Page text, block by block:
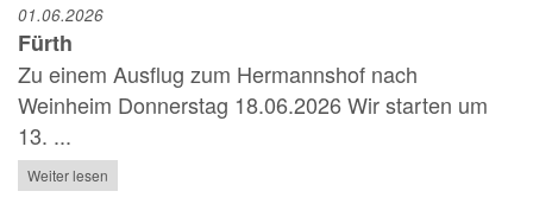
01.06.2026
Fürth
Zu einem Ausflug zum Hermannshof nach
Weinheim Donnerstag 18.06.2026 Wir starten um
13. ...
Weiter lesen